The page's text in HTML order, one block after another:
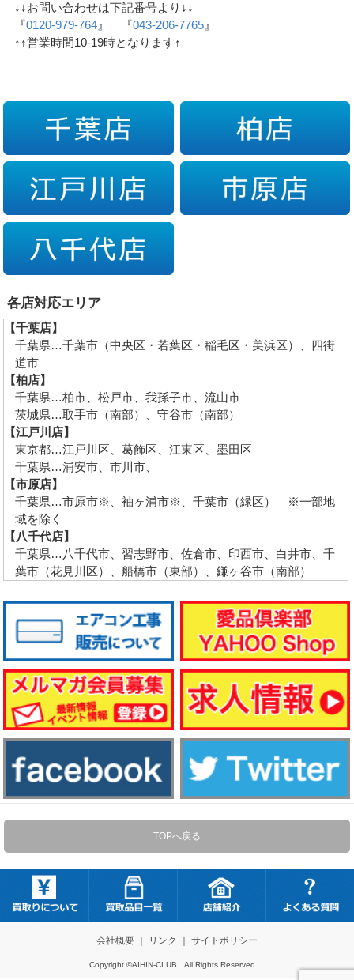
↓↓お問い合わせは下記番号より↓↓
『0120-979-764 』 『043-206-7765 』
↑↑営業時間10-19時となります↑
各店対応エリア
【千葉店】
千葉県…千葉市（中央区・若葉区・稲毛区・美浜区）、四街
道市
【柏店】
千葉県…柏市、松戸市、我孫子市、流山市
茨城県…取手市（南部）、守谷市（南部）
【江戸川店】
東京都…江戸川区、葛飾区、江東区、墨田区
千葉県…浦安市、市川市、
【市原店】
千葉県…市原市※、袖ヶ浦市※、千葉市（緑区） ※一部地
域を除く
【八千代店】
千葉県…八千代市、習志野市、佐倉市、印西市、白井市、千
葉市（花見川区）、船橋市（東部）、鎌ヶ谷市（南部）
TOPへ戻る
会社概要｜ リンク ｜ サイトポリシー
Copyright ©AIHIN-CLUB All Rights Reserved.